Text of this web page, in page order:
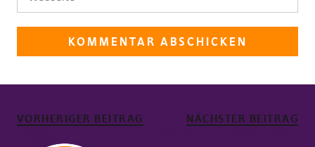
VORHERIGER BEITRAG NÄCHSTER BEITRAG